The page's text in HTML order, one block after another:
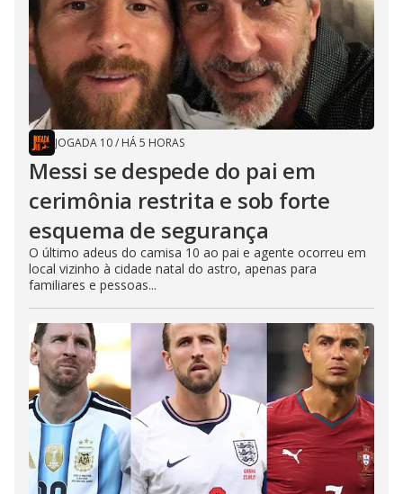
JOGADA 10/ HÁ 5 HORAS
Messi se despede do pai em
cerimônia restrita e sob forte
esquema de segurança
O último adeus do camisa 10 ao pai e agente ocorreu em
local vizinho à cidade natal do astro, apenas para
familiares e pessoas...